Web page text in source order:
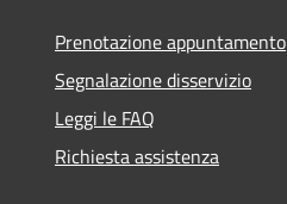
Prenotazione appuntamento
Segnalazione disservizio
Leggi le FAQ
Richiesta assistenza